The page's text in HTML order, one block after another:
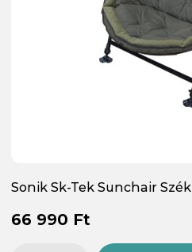
Sonik Sk-Tek Sunchair Szék
66 990 Ft